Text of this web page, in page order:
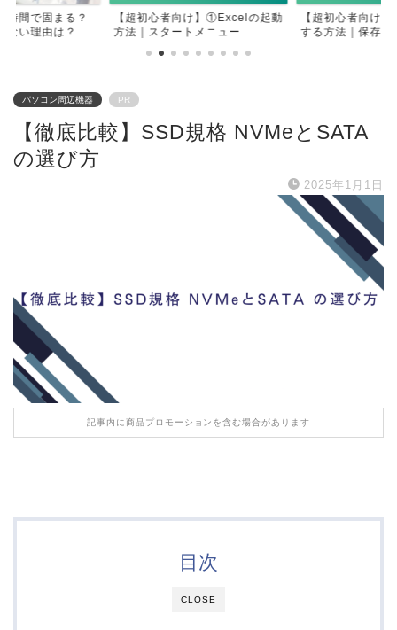
時間で固まる？
ない理由は？
【超初心者向け】①Excelの起動
方法｜スタートメニュー...
【超初心者向け
する方法｜保存せ
パソコン周辺機器 PR
【徹底比較】SSD規格 NVMeとSATA
の選び方
2025年1月1日
記事内に商品プロモーションを含む場合があります
CLOSE
目次